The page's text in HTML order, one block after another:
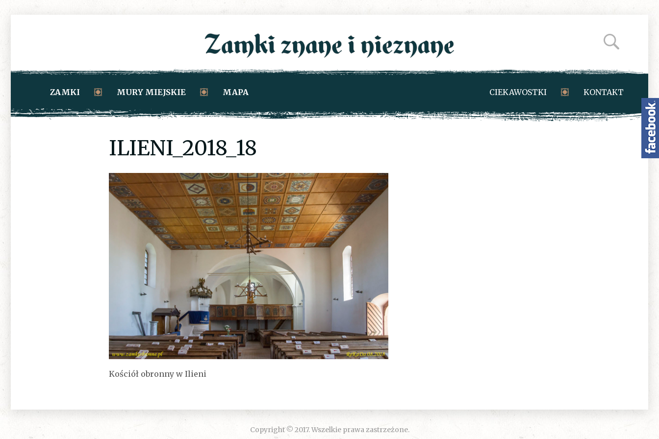
ZAMKI MURY MIEJSKIE MAPA CIEKAWOSTKI KONTAKT
ILIENI_2018_18
Kościół obronny w Ilieni
Copyright © 2017. Wszelkie prawa zastrzeżone.